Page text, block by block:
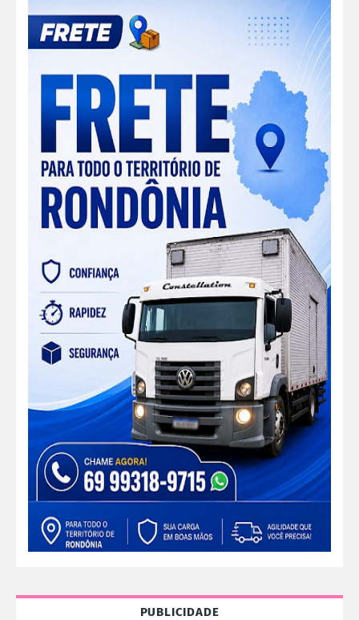
PUBLICIDADE